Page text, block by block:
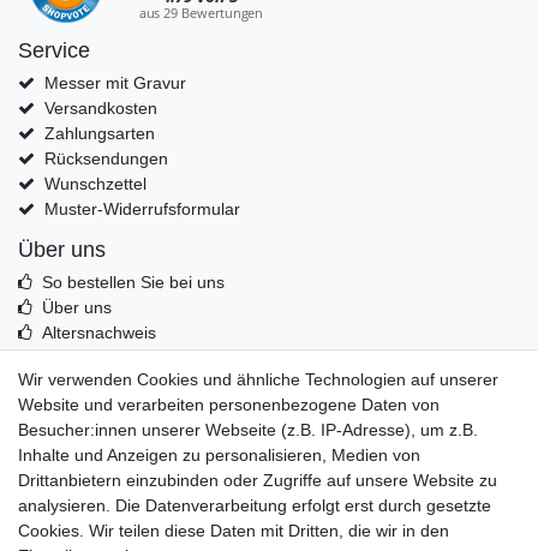
Service
Messer mit Gravur
Versandkosten
Zahlungsarten
Rücksendungen
Wunschzettel
Muster-Widerrufsformular
Über uns
So bestellen Sie bei uns
Über uns
Altersnachweis
Echtheit von Kundenbewertungen
Messer Info Forum
Messer schärfen
Messerhersteller
Stahltabelle
Stahlarten
Wir verwenden Cookies und ähnliche Technologien auf unserer
Website und verarbeiten personenbezogene Daten von
Besucher:innen unserer Webseite (z.B. IP-Adresse), um z.B.
Inhalte und Anzeigen zu personalisieren, Medien von
Drittanbietern einzubinden oder Zugriffe auf unsere Website zu
analysieren. Die Datenverarbeitung erfolgt erst durch gesetzte
Cookies. Wir teilen diese Daten mit Dritten, die wir in den